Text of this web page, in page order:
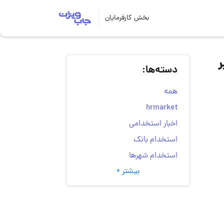
بخش کارفرمایان
یزد | ۷ تیر دسته‌ها:
همه
hrmarket
اخبار استخدامی
استخدام بانک
استخدام شهرها
انتخاب مسیر شغلی
به‌روزرسانی‌های سایت
بیشتر +